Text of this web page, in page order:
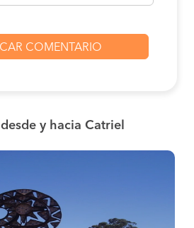
desde y hacia Catriel